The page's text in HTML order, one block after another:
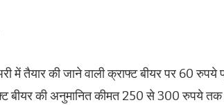
में तैयार की जाने वाली क्राफ्ट बीयर पर 60 रुपये
बीयर की अनुमानित कीमत 250 से 300 रुपये